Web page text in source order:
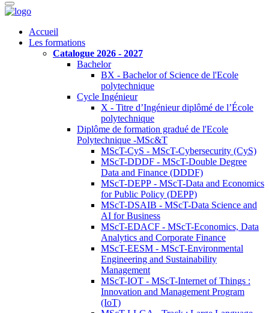
Accueil
Les formations
Catalogue 2026 - 2027
Bachelor
BX - Bachelor of Science de l'Ecole
polytechnique
Cycle Ingénieur
X - Titre d’Ingénieur diplômé de l’École
polytechnique
Diplôme de formation gradué de l'Ecole
Polytechnique -MSc&T
MScT-CyS - MScT-Cybersecurity (CyS)
MScT-DDDF - MScT-Double Degree
Data and Finance (DDDF)
MScT-DEPP - MScT-Data and Economics
for Public Policy (DEPP)
MScT-DSAIB - MScT-Data Science and
AI for Business
MScT-EDACF - MScT-Economics, Data
Analytics and Corporate Finance
MScT-EESM - MScT-Environmental
Engineering and Sustainability
Management
MScT-IOT - MScT-Internet of Things :
Innovation and Management Program
(IoT)